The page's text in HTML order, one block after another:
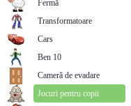
Fermă
Transformatoare
Cars
Ben 10
Cameră de evadare
Jocuri pentru copii